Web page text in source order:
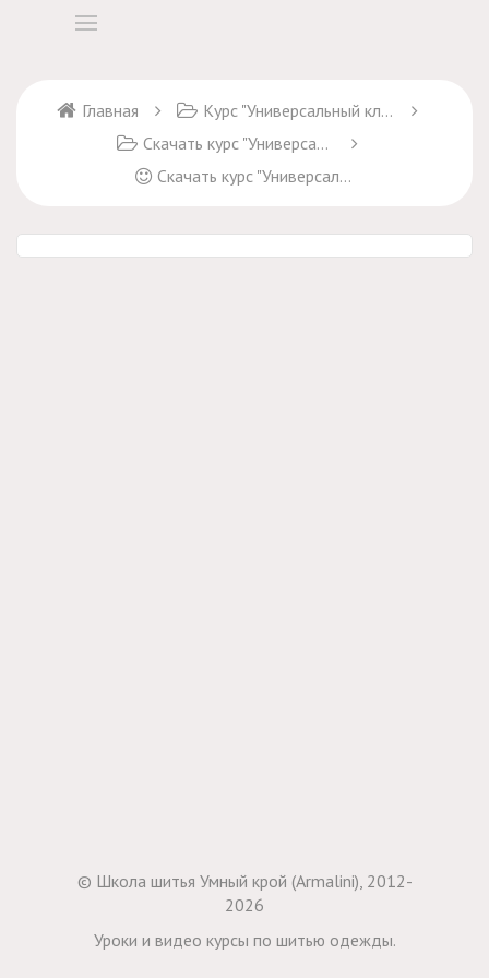
Главная
Курс "Универсальный ключ к пошиву платьев"
Скачать курс "Универсальный ключ к пошиву платьев"
Скачать курс "Универсальный ключ к пошиву платьев"
© Школа шитья Умный крой (Armalini), 2012-
2026
Уроки и видео курсы по шитью одежды.